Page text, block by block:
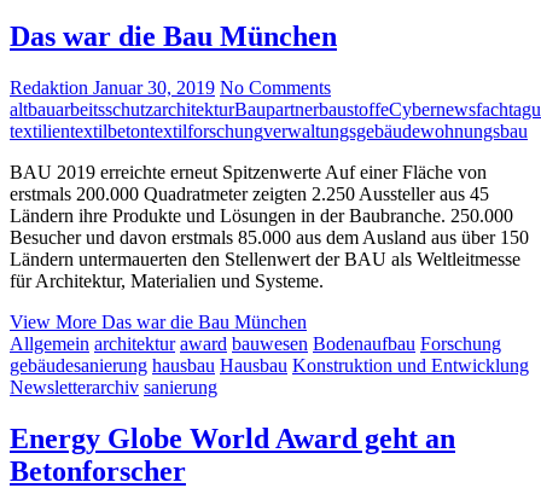
Das war die Bau München
Redaktion Januar 30, 2019 No Comments
altbauarbeitsschutzarchitekturBaupartnerbaustoffeCybernews
textilientextilbetontextilforschungverwaltungsgebäudewohnungsbau
BAU 2019 erreichte erneut Spitzenwerte Auf einer Fläche von
erstmals 200.000 Quadratmeter zeigten 2.250 Aussteller aus 45
Ländern ihre Produkte und Lösungen in der Baubranche. 250.000
Besucher und davon erstmals 85.000 aus dem Ausland aus über 150
Ländern untermauerten den Stellenwert der BAU als Weltleitmesse
für Architektur, Materialien und Systeme.
View More Das war die Bau München
Allgemein architektur award bauwesen Bodenaufbau Forschung
gebäudesanierung hausbau Hausbau Konstruktion und Entwicklung
Newsletterarchiv sanierung
Energy Globe World Award geht an
Betonforscher